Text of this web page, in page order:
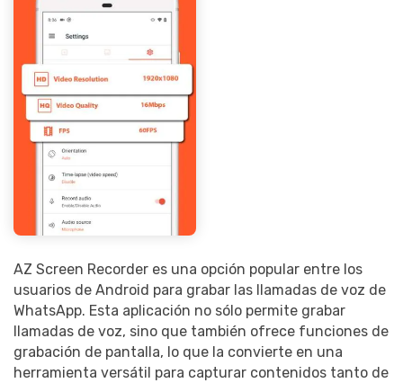
AZ Screen Recorder es una opción popular entre los
usuarios de Android para grabar las llamadas de voz de
WhatsApp. Esta aplicación no sólo permite grabar
llamadas de voz, sino que también ofrece funciones de
grabación de pantalla, lo que la convierte en una
herramienta versátil para capturar contenidos tanto de